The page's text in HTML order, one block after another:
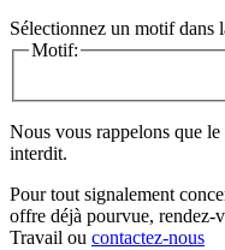
Sélectionnez un motif dans
Motif:
Nous vous rappelons que
interdit.
Pour tout signalement
offre déjà pourvue, rendez-
Travail ou contactez-nous